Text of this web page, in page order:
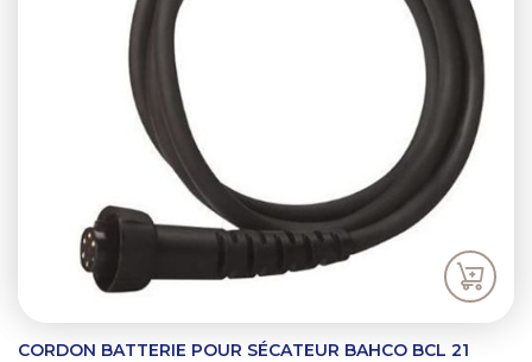
CORDON BATTERIE POUR SÉCATEUR BAHCO BCL 21